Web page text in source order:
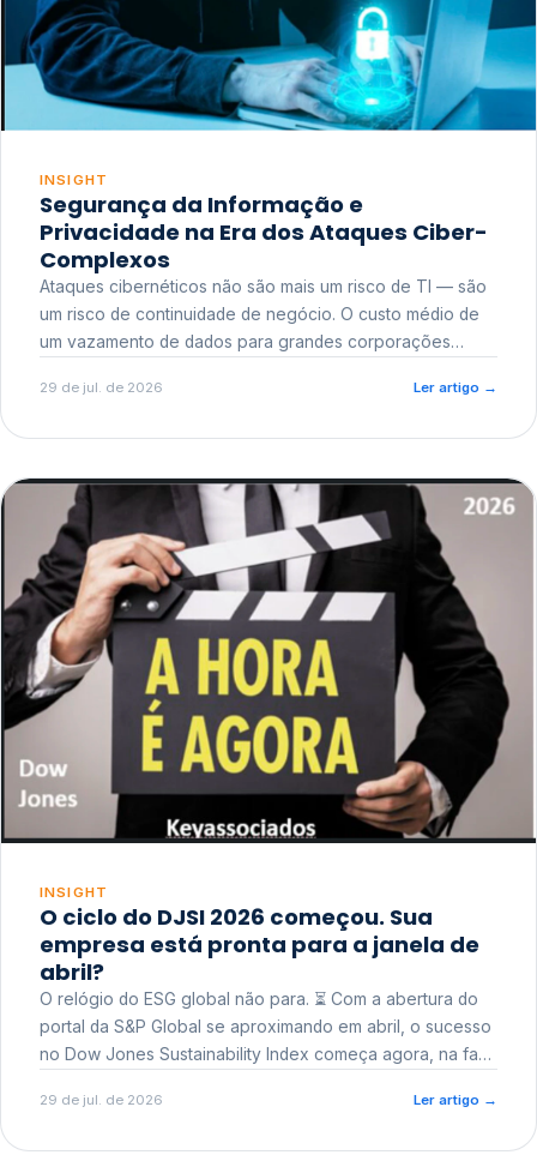
INSIGHT
Segurança da Informação e
Privacidade na Era dos Ataques Ciber-
Complexos
Ataques cibernéticos não são mais um risco de TI — são
um risco de continuidade de negócio. O custo médio de
um vazamento de dados para grandes corporações
reputacional e o risco regulatório junto a órgãos como a
29 de jul. de 2026 Ler artigo →
INSIGHT
O ciclo do DJSI 2026 começou. Sua
empresa está pronta para a janela de
abril?
O relógio do ESG global não para. ⏳ Com a abertura do
portal da S&P Global se aproximando em abril, o sucesso
no Dow Jones Sustainability Index começa agora, na fase
29 de jul. de 2026 Ler artigo →